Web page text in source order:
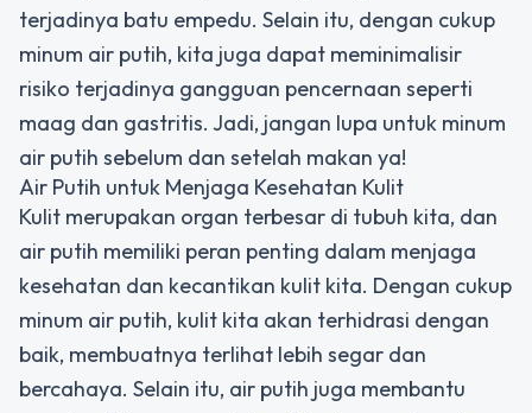
terjadinya batu empedu. Selain itu, dengan cukup
minum air putih, kita juga dapat meminimalisir
risiko terjadinya gangguan pencernaan seperti
maag dan gastritis. Jadi, jangan lupa untuk minum
air putih sebelum dan setelah makan ya!
Air Putih untuk Menjaga Kesehatan Kulit
Kulit merupakan organ terbesar di tubuh kita, dan
air putih memiliki peran penting dalam menjaga
kesehatan dan kecantikan kulit kita. Dengan cukup
minum air putih, kulit kita akan terhidrasi dengan
baik, membuatnya terlihat lebih segar dan
bercahaya. Selain itu, air putih juga membantu